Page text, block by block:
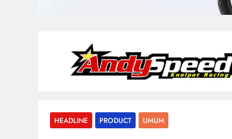
HEADLINE PRODUCT UMUM